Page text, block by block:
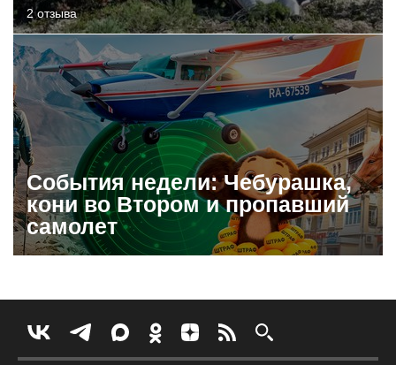
2 отзыва
События недели: Чебурашка,
кони во Втором и пропавший
самолет